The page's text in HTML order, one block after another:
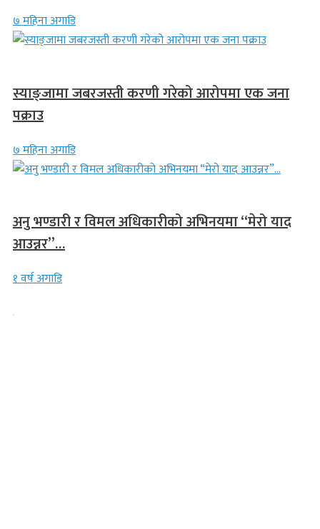
७ महिना अगाडि
स्याङ्जामा जबरजस्ती करणी गरेको आरोपमा एक जना
पक्राउ
७ महिना अगाडि
अनु भण्डारी र विमल अधिकारीको अभिनयमा “मेरो याद
आउन्नर”…
१ वर्ष अगाडि